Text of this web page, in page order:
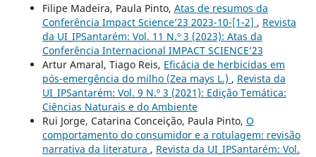
Filipe Madeira, Paula Pinto, Atas de resumos da
Conferência Impact Science’23 2023-10-[1-2] , Revista
da UI_IPSantarém: Vol. 11 N.º 3 (2023): Atas da
Conferência Internacional IMPACT SCIENCE’23
Artur Amaral, Tiago Reis, Eficácia de herbicidas em
pós-emergência do milho (Zea mays L.) , Revista da
UI_IPSantarém: Vol. 9 N.º 3 (2021): Edição Temática:
Ciências Naturais e do Ambiente
Rui Jorge, Catarina Conceição, Paula Pinto, O
comportamento do consumidor e a rotulagem: revisão
narrativa da literatura , Revista da UI_IPSantarém: Vol.